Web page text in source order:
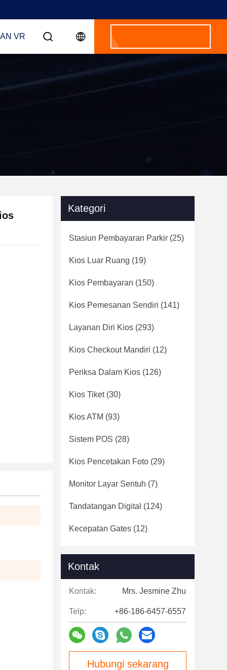
VR
Kategori
Stasiun Pembayaran Parkir (25)
Kios Luar Ruang (19)
Kios Pembayaran (150)
Kios Pemesanan Sendiri (141)
Layanan Diri Kios (293)
Kios Checkout Mandiri (12)
Periksa Dalam Kios (126)
Kios Tiket(30)
Kios ATM (93)
Sistem POS (28)
Kios Pencetakan Foto (29)
Monitor Layar Sentuh (7)
Tandatangan Digital (124)
Kecepatan Gates (12)
Kontak
Kontak: Mrs. Jesmine Zhu
Telp: +86-186-6457-6557
Hubungi sekarang